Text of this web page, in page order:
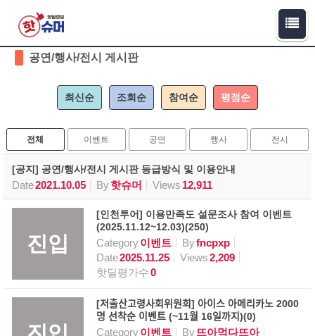
공연/행사/전시 게시판
최신순 조회순 참여순 평점순
전체 이벤트 공연 행사 전시
[공지] 공연/행사/전시 게시판 등급방식 및 이용안내
Date2021.10.05 By핫슈머 Views 12,911
진입
[인천투어] 이용만족도 설문조사 참여 이벤트
(2025.11.12~12.03)(250)
Category이벤트 Byfncpxp
Date2025.11.25 Views2,209
핫딜평가수0
[저출산고령사회위원회] 아이스 아메리카노 2000
명 선착순 이벤트 (~11월 16일까지)(0)
Category이벤트 By뜨아먹다뜨아